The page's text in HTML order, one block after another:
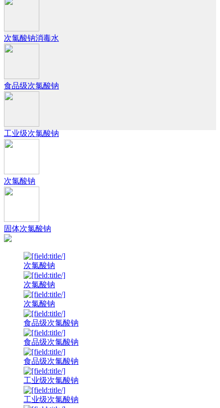
次氯酸钠消毒水
食品级次氯酸钠
工业级次氯酸钠
次氯酸钠
固体次氯酸钠
次氯酸钠
次氯酸钠
次氯酸钠
食品级次氯酸钠
食品级次氯酸钠
食品级次氯酸钠
工业级次氯酸钠
工业级次氯酸钠